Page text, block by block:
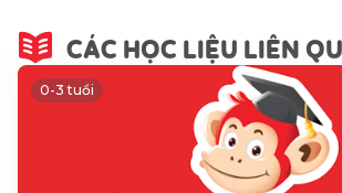
CÁC HỌC LIỆU LIÊN
0-3 tuổi